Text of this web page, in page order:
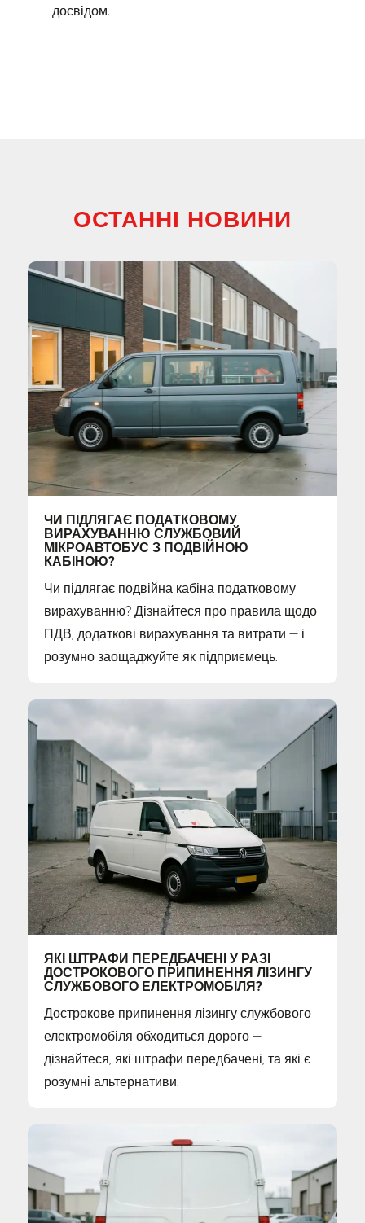
досвідом.
ОСТАННІ НОВИНИ
ЧИ ПІДЛЯГАЄ ПОДАТКОВОМУ
ВИРАХУВАННЮ СЛУЖБОВИЙ
МІКРОАВТОБУС З ПОДВІЙНОЮ
КАБІНОЮ?
Чи підлягає подвійна кабіна податковому
вирахуванню? Дізнайтеся про правила щодо
ПДВ, додаткові вирахування та витрати — і
розумно заощаджуйте як підприємець.
ЯКІ ШТРАФИ ПЕРЕДБАЧЕНІ У РАЗІ
ДОСТРОКОВОГО ПРИПИНЕННЯ ЛІЗИНГУ
СЛУЖБОВОГО ЕЛЕКТРОМОБІЛЯ?
Дострокове припинення лізингу службового
електромобіля обходиться дорого —
дізнайтеся, які штрафи передбачені, та які є
розумні альтернативи.